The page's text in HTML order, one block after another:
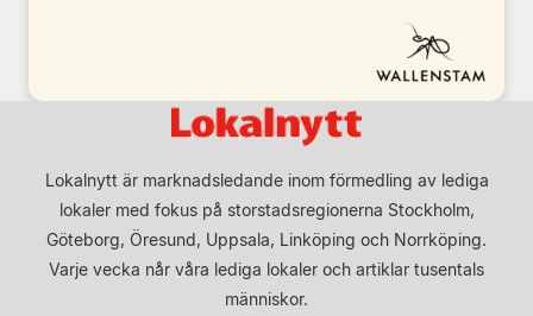
Lokalnytt är marknadsledande inom förmedling av lediga
lokaler med fokus på storstadsregionerna Stockholm,
Göteborg, Öresund, Uppsala, Linköping och Norrköping.
Varje vecka når våra lediga lokaler och artiklar tusentals
människor.